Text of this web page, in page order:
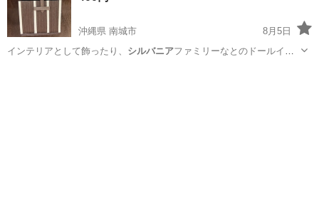
沖縄県 南城市
8月5日
インテリアとして飾ったり、 シルバニアファミリーなとのドールイン